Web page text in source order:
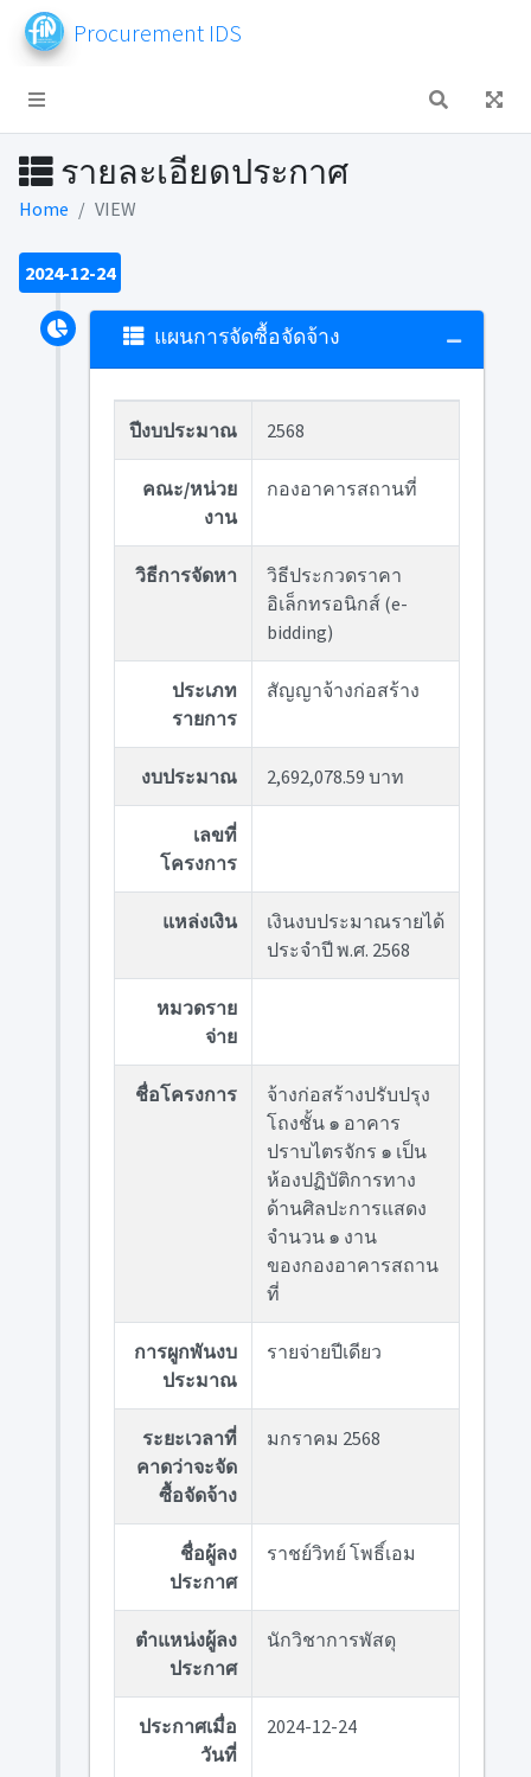
Procurement IDS
รายละเอียดประกาศ
Home VIEW
2024-12-24
แผนการจัดซื้อจัดจ้าง
ปีงบประมาณ 2568
คณะ/หน่วย
งาน
กองอาคารสถานที่
วิธีการจัดหา
วิธีประกวดราคา
อิเล็กทรอนิกส์ (e-
bidding)
ประเภท
รายการ
สัญญาจ้างก่อสร้าง
งบประมาณ 2,692,078.59 บาท
เลขที่
โครงการ
แหล่งเงิน
เงินงบประมาณรายได้
ประจำปี พ.ศ. 2568
หมวดราย
จ่าย
ชื่อโครงการ
จ้างก่อสร้างปรับปรุง
โถงชั้น ๑ อาคาร
ปราบไตรจักร ๑ เป็น
ห้องปฏิบัติการทาง
ด้านศิลปะการแสดง
จำนวน ๑ งาน
ของกองอาคารสถาน
ที่
การผูกพันงบ
ประมาณ
รายจ่ายปีเดียว
ระยะเวลาที่
คาดว่าจะจัด
ซื้อจัดจ้าง
มกราคม 2568
ชื่อผู้ลง
ประกาศ
ราชย์วิทย์ โพธิ์เอม
ตำแหน่งผู้ลง
ประกาศ
นักวิชาการพัสดุ
ประกาศเมื่อ
วันที่
2024-12-24